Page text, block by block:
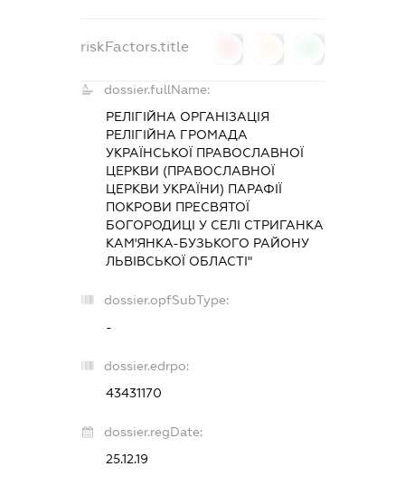
riskFactors.title
dossier.fullName:
РЕЛІГІЙНА ОРГАНІЗАЦІЯ
РЕЛІГІЙНА ГРОМАДА
УКРАЇНСЬКОЇ ПРАВОСЛАВНОЇ
ЦЕРКВИ (ПРАВОСЛАВНОЇ
ЦЕРКВИ УКРАЇНИ) ПАРАФІЇ
ПОКРОВИ ПРЕСВЯТОЇ
БОГОРОДИЦІ У СЕЛІ СТРИГАНКА
КАМ'ЯНКА-БУЗЬКОГО РАЙОНУ
ЛЬВІВСЬКОЇ ОБЛАСТІ"
dossier.opfSubType:
-
dossier.edrpo:
43431170
dossier.regDate:
25.12.19